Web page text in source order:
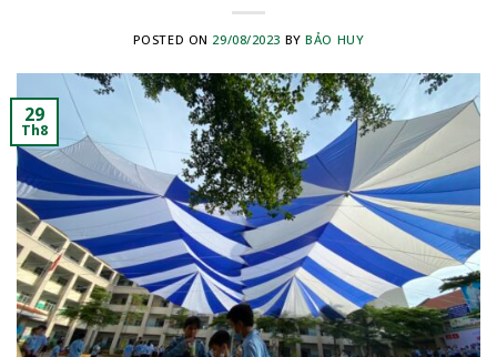
POSTED ON 29/08/2023 BYBẢO HUY
29
Th8